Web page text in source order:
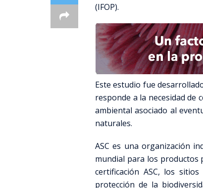
(IFOP).
Este estudio fue
responde a la necesidad de
ambiental asociado al
naturales.
ASC es una organización
mundial para los productos
certificación ASC, los
protección de la